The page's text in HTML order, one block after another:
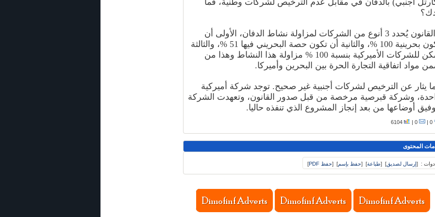
أجنبي) بالدفان في مقابل عدم الترخيص لشركات وطنية، فما
- القانون يُحدد 3 أنوع من الشركات لمزاولة نشاط الدفان، الأولى أن
تكون بحرينية 100 %، والثانية أن تكون حصة البحريني فيها 51 %، والثالثة
يمكن للشركات الأميركية بنسبة 100 % مزاولة هذا النشاط وهذا من
مواد اتفاقية التجارة الحرة بين البحرين وأميركا.
يثار عن الترخيص لشركات أجنبية غير صحيح. توجد شركة أميركية
وشركة قبرصية مرخصة من قبل صدور القانون، وتعهدت الشركة
أوضاعها من بعد إنجاز المشروع الذي تنفذه حاليا.
0 |
0 |
6104
المحتوى
:
[إرسال لصديق]
[طباعة]
[حفظ بإسم]
[حفظ PDF ]